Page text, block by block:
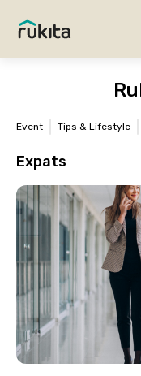
Event Tips & Lifestyle
Expats